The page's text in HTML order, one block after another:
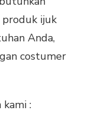
ijuk
Anda,
costumer
: